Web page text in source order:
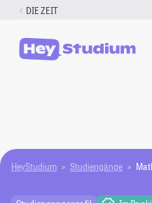
Zum
springen
DIE ZEIT
HeyStudium Studiengänge